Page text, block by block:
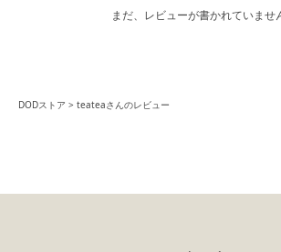
まだ、レビューが書かれていませ
DODストア teateaさんのレビュー